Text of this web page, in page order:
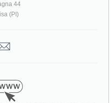
44
(PI)